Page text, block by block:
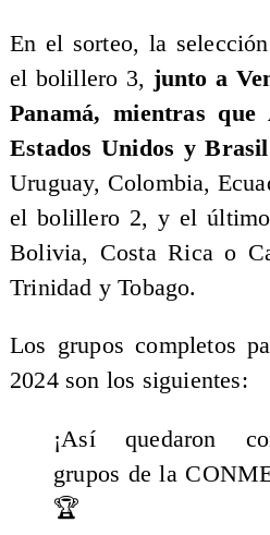
En el sorteo, la
el bolillero 3, junto a
Panamá, mientras
Estados Unidos y
Uruguay, Colombia,
el bolillero 2, y el último
Bolivia, Costa Rica o
Trinidad y Tobago.
Los grupos completos
2024 son los siguientes:
¡Así quedaron
grupos de la
🏆